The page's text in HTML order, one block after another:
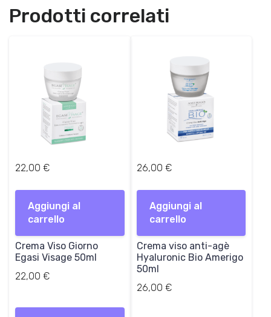
Prodotti correlati
22,00 €
Aggiungi al
carrello
Crema Viso Giorno
Egasi Visage 50ml
22,00 €
26,00 €
Aggiungi al
carrello
Crema viso anti-agè
Hyaluronic Bio Amerigo
50ml
26,00 €